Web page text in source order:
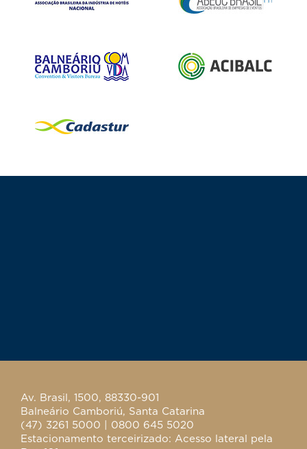
Av. Brasil, 1500, 88330-901
Balneário Camboriú, Santa Catarina
(47) 3261 5000 | 0800 645 5020
Estacionamento terceirizado: Acesso lateral pela